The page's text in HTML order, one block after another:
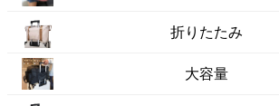
折りたたみ
大容量